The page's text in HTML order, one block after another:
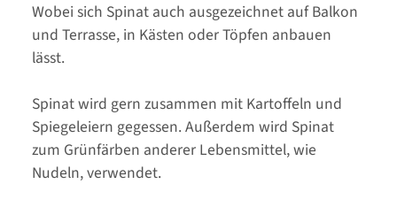
Wobei sich Spinat auch ausgezeichnet auf Balkon
und Terrasse, in Kästen oder Töpfen anbauen
lässt.
Spinat wird gern zusammen mit Kartoffeln und
Spiegeleiern gegessen. Außerdem wird Spinat
zum Grünfärben anderer Lebensmittel, wie
Nudeln, verwendet.